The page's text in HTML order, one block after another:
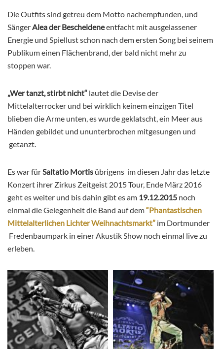
Die Outfits sind getreu dem Motto nachempfunden, und
SängerAlea der Bescheideneentfacht mit ausgelassener
Energie und Spiellust schon nach dem ersten Song bei seinem
Publikum einen Flächenbrand, der bald nicht mehr zu
stoppen war.
„Wer tanzt, stirbt nicht“ lautet die Devise der
Mittelalterrocker und bei wirklich keinem einzigen Titel
blieben die Arme unten, es wurde geklatscht, ein Meer aus
Händen gebildet und ununterbrochen mitgesungen und
getanzt.
Es war fürSaltatio Mortis übrigens im diesen Jahr das letzte
Konzert ihrer Zirkus Zeitgeist 2015 Tour, Ende März 2016
geht es weiter und bis dahin gibt es am 19.12.2015 noch
einmal die Gelegenheit die Band auf dem“Phantastischen
Mittelalterlichen Lichter Weihnachtsmarkt” im Dortmunder
Fredenbaumpark in einer Akustik Show noch einmal live zu
erleben.